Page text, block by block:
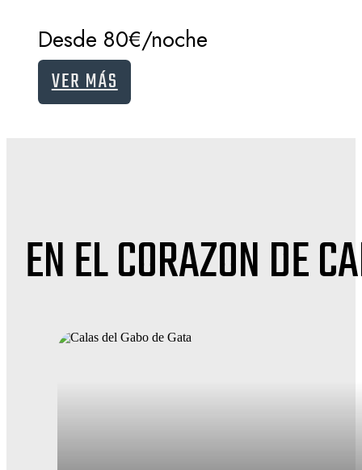
Desde 80€/noche
VER MÁS
EN EL CORAZON DE